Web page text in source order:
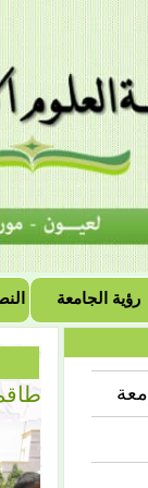
رؤية الجامعة